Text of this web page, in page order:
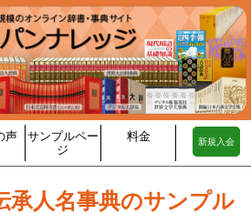
声
サンプルペー
ジ
料金 新規入会
承人名事典のサンプル